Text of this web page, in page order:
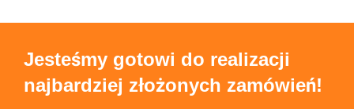
Jesteśmy gotowi do realizacji
najbardziej złożonych zamówień!